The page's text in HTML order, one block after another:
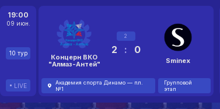
19:00
09 июн.
10 тур
LIVE
Концерн ВКО
"Алмаз-Антей"
2
2 : 0
Sminex
Академия спорта Динамо — пл.
№1
Групповой
этап